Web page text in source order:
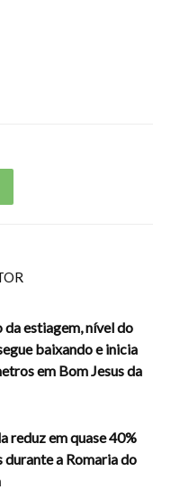
estiagem, nível do
baixando e inicia
em Bom Jesus da
reduz em quase 40%
a Romaria do